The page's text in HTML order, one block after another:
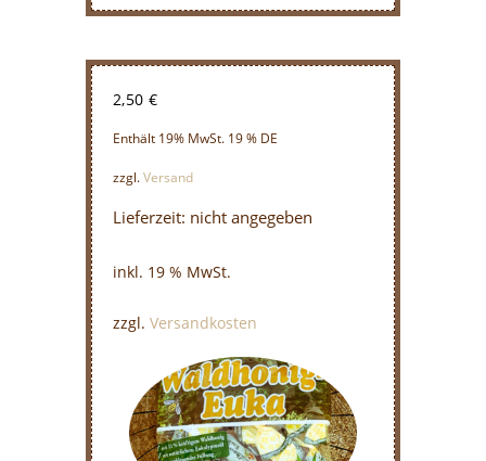
2,50 €
Enthält 19% MwSt. 19 % DE
zzgl.Versand
Lieferzeit: nicht angegeben
inkl. 19 % MwSt.
zzgl. Versandkosten